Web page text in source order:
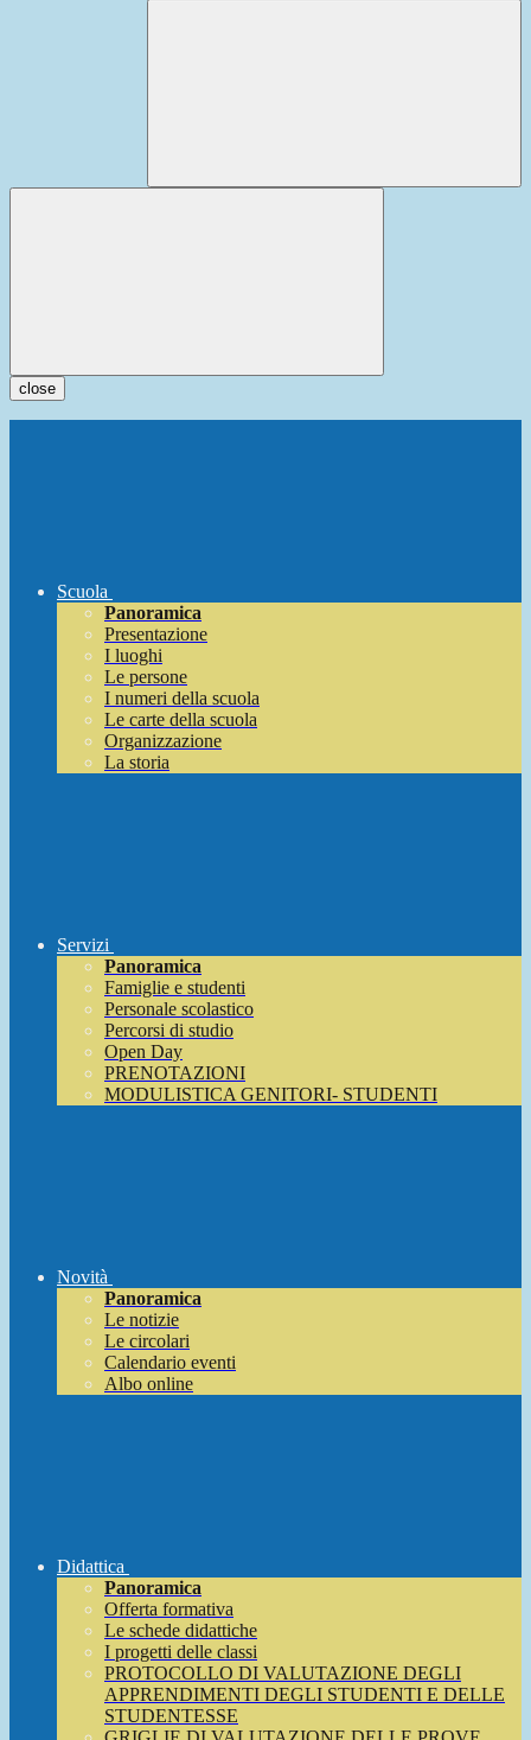
close
Scuola
Panoramica
Presentazione
I luoghi
Le persone
I numeri della scuola
Le carte della scuola
Organizzazione
La storia
Servizi
Panoramica
Famiglie e studenti
Personale scolastico
Percorsi di studio
Open Day
PRENOTAZIONI
MODULISTICA GENITORI- STUDENTI
Novità
Panoramica
Le notizie
Le circolari
Calendario eventi
Albo online
Didattica
Panoramica
Offerta formativa
Le schede didattiche
I progetti delle classi
PROTOCOLLO DI VALUTAZIONE DEGLI
APPRENDIMENTI DEGLI STUDENTI E DELLE
STUDENTESSE